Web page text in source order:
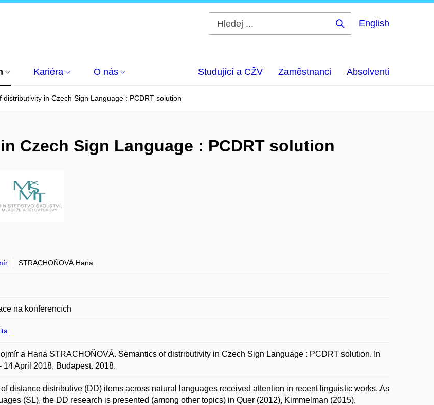
English
Kariéra O nás Studující a CŽV Zaměstnanci Absolventi
distributivity in Czech Sign Language : PCDRT solution
Czech Sign Language : PCDRT solution
STRACHOŇOVÁ Hana
na konferencích
a Hana STRACHOŇOVÁ. Semantics of distributivity in Czech Sign Language : PCDRT solution. In
14 April 2018, Budapest. 2018.
distance distributive (DD) items across natural languages received attention in recent linguistic works. As
(SL), the DD research is presented (among other topics) in Quer (2012), Kimmelman (2015),